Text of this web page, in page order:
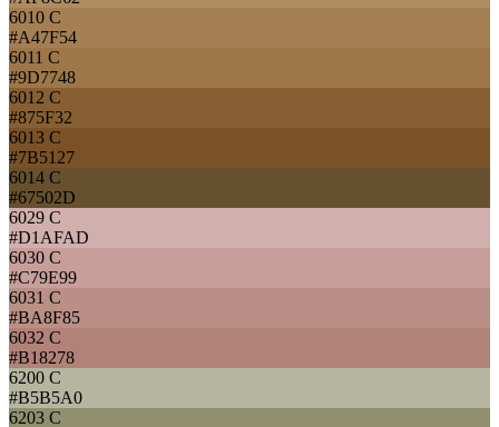
6010 C
#A47F54
6011 C
#9D7748
6012 C
#875F32
6013 C
#7B5127
6014 C
#67502D
6029 C
#D1AFAD
6030 C
#C79E99
6031 C
#BA8F85
6032 C
#B18278
6200 C
#B5B5A0
6203 C